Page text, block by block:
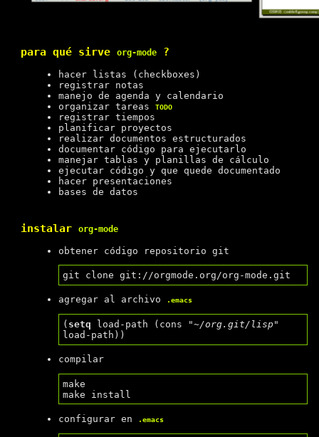
para qué sirve org-mode?
hacer listas (checkboxes)
registrar notas
manejo de agenda y calendario
organizar tareas
TODO
registrar tiempos
planificar proyectos
realizar documentos estructurados
documentar código para ejecutarlo
manejar tablas y planillas de cálculo
ejecutar código y que quede documentado
hacer presentaciones
bases de datos
instalar org-mode
obtener código repositorio git
agregar al archivo .emacs
( setq load-path (cons
"~/org.git/lisp"
compilar
make
configurar en .emacs